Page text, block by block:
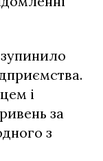
і
за
з